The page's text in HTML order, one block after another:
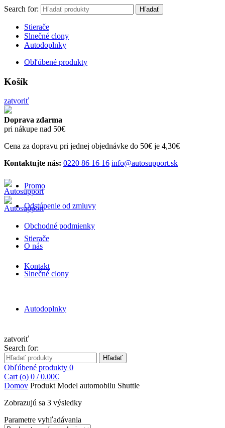
Search for: Hľadať
Stierače
Slnečné clony
Autodoplnky
Obľúbené produkty
Košík
zatvoriť
Doprava zdarma
pri nákupe nad 50€
Cena za dopravu pri jednej objednávke do 50€ je 4,30€
Kontaktujte nás: 0220 86 16 16 info@autosupport.sk
Promo
Odstúpenie od zmluvy
Obchodné podmienky
O nás
Kontakt
Stierače
Slnečné clony
Autodoplnky
zatvoriť
Search for:
Hľadať
Obľúbené produkty 0
Cart (o) 0 / 0.00€
Domov Produkt Model automobilu Shuttle
Zobrazujú sa 3 výsledky
Parametre vyhľadávania